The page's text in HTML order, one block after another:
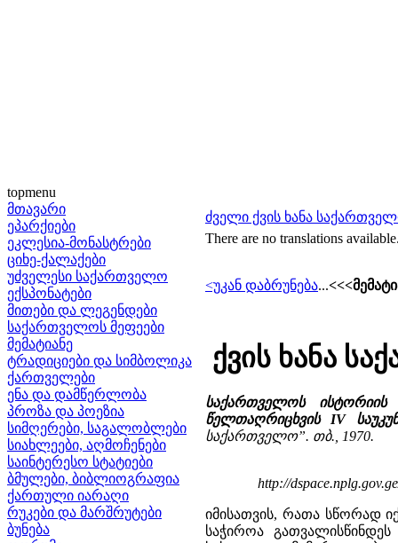
topmenu
მთავარი
ეპარქიები
ეკლესია-მონასტრები
ციხე-ქალაქები
უძველესი საქართველო
ექსპონატები
მითები და ლეგენდები
საქართველოს მეფეები
მემატიანე
ტრადიციები და სიმბოლიკა
ქართველები
ენა და დამწერლობა
პროზა და პოეზია
სიმღერები, საგალობლები
სიახლეები, აღმოჩენები
საინტერესო სტატიები
ბმულები, ბიბლიოგრაფია
ქართული იარაღი
რუკები და მარშრუტები
ბუნება
ძველი ქვის ხანა
There are no translations
<უკან დაბრუნება...
ქვის ხანა
საქართველოს
წელთაღრიცხვის IV
საქართველო”. თბ., 1970.
http://
იმისათვის, რათა სწორად
საჭიროა